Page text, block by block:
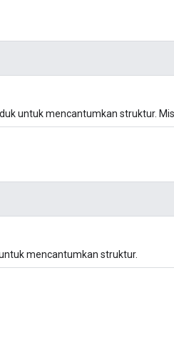
untuk mencantumkan struktur.
mencantumkan struktur.